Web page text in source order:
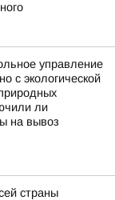
управление
с экологической
ли
на вывоз
страны